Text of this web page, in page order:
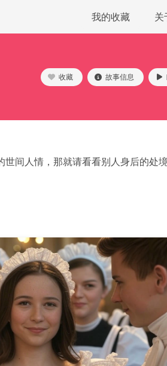
我的收藏 关
收藏 故事信息
间人情，那就请看看别人身后的处境